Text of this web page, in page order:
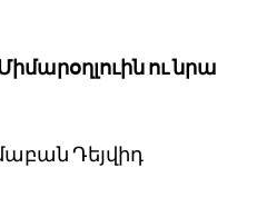
ու նրա
Դեյվիդ